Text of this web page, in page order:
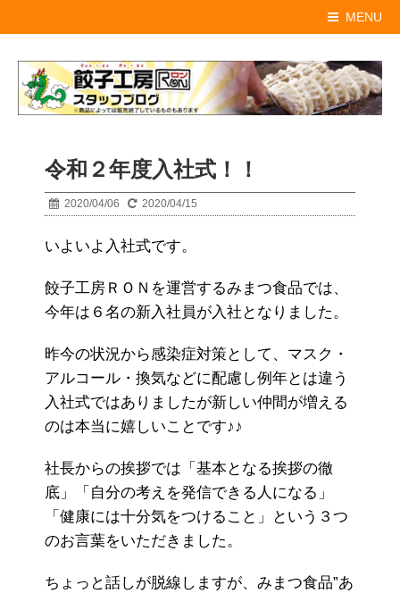
MENU
令和２年度入社式！！
2020/04/06 2020/04/15
いよいよ入社式です。
餃子工房ＲＯＮを運営するみまつ食品では、
今年は６名の新入社員が入社となりました。
昨今の状況から感染症対策として、マスク・
アルコール・換気などに配慮し例年とは違う
入社式ではありましたが新しい仲間が増える
のは本当に嬉しいことです♪♪
社長からの挨拶では「基本となる挨拶の徹
底」「自分の考えを発信できる人になる」
「健康には十分気をつけること」という３つ
のお言葉をいただきました。
ちょっと話しが脱線しますが、みまつ食品”あ